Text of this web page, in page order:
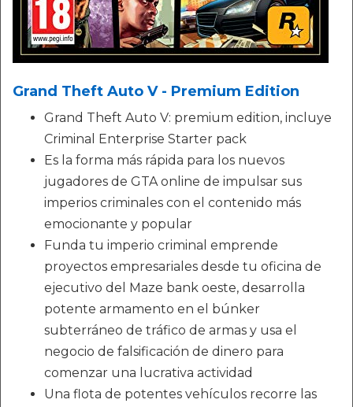
Grand Theft Auto V - Premium Edition
Grand Theft Auto V: premium edition, incluye
Criminal Enterprise Starter pack
Es la forma más rápida para los nuevos
jugadores de GTA online de impulsar sus
imperios criminales con el contenido más
emocionante y popular
Funda tu imperio criminal emprende
proyectos empresariales desde tu oficina de
ejecutivo del Maze bank oeste, desarrolla
potente armamento en el búnker
subterráneo de tráfico de armas y usa el
negocio de falsificación de dinero para
comenzar una lucrativa actividad
Una flota de potentes vehículos recorre las